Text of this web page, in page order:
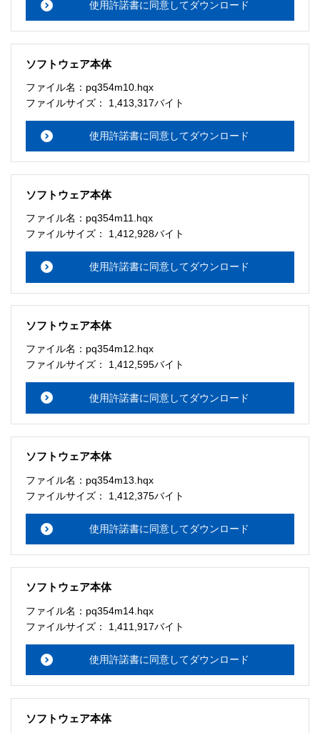
使用許諾書に同意してダウンロード
ソフトウェア本体
ファイル名：pq354m10.hqx
ファイルサイズ： 1,413,317バイト
使用許諾書に同意してダウンロード
ソフトウェア本体
ファイル名：pq354m11.hqx
ファイルサイズ： 1,412,928バイト
使用許諾書に同意してダウンロード
ソフトウェア本体
ファイル名：pq354m12.hqx
ファイルサイズ： 1,412,595バイト
使用許諾書に同意してダウンロード
ソフトウェア本体
ファイル名：pq354m13.hqx
ファイルサイズ： 1,412,375バイト
使用許諾書に同意してダウンロード
ソフトウェア本体
ファイル名：pq354m14.hqx
ファイルサイズ： 1,411,917バイト
使用許諾書に同意してダウンロード
ソフトウェア本体